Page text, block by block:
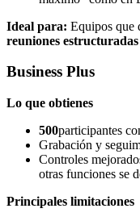
Ideal para: Equipos que
reuniones estructuradas
Business Plus
Lo que obtienes
500participantes
Grabación y
Controles
otras funciones se
Principales limitaciones